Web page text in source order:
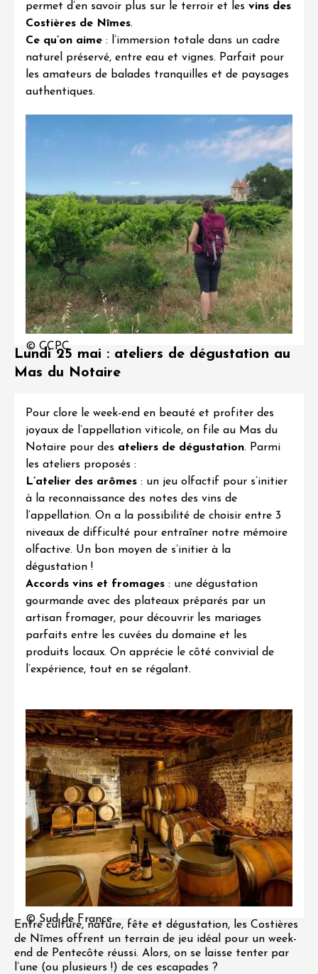
permet d’en savoir plus sur le terroir et les vins des
Costières de Nîmes.
Ce qu’on aime : l’immersion totale dans un cadre
naturel préservé, entre eau et vignes. Parfait pour
les amateurs de balades tranquilles et de paysages
authentiques.
© CCPC
Lundi 25 mai : ateliers de dégustation au
Mas du Notaire
Pour clore le week-end en beauté et profiter des
joyaux de l’appellation viticole, on file au Mas du
Notaire pour des ateliers de dégustation. Parmi
les ateliers proposés :
L’atelier des arômes : un jeu olfactif pour s’initier
à la reconnaissance des notes des vins de
l’appellation. On a la possibilité de choisir entre 3
niveaux de difficulté pour entraîner notre mémoire
olfactive. Un bon moyen de s’initier à la
dégustation !
Accords vins et fromages : une dégustation
gourmande avec des plateaux préparés par un
artisan fromager, pour découvrir les mariages
parfaits entre les cuvées du domaine et les
produits locaux. On apprécie le côté convivial de
l’expérience, tout en se régalant.
© Sud de France
Entre culture, nature, fête et dégustation, les Costières
de Nîmes offrent un terrain de jeu idéal pour un week-
end de Pentecôte réussi. Alors, on se laisse tenter par
l’une (ou plusieurs !) de ces escapades ?